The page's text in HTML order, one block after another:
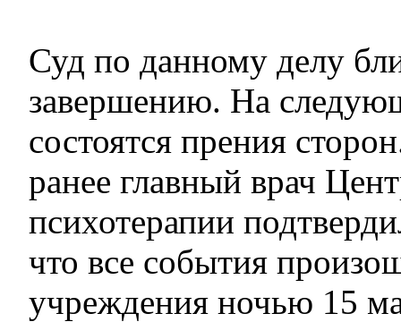
Суд по данному делу
завершению. На
состоятся прения
ранее главный врач
психотерапии
что все события
учреждения ночью 15